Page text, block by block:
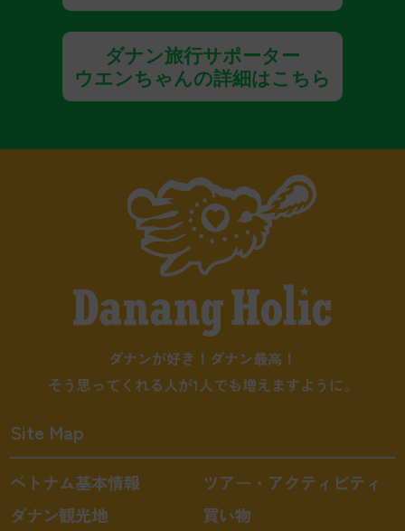
ダナン旅行サポーター
ウエンちゃんの詳細はこちら
ダナンが好き！ダナン最高！
そう思ってくれる人が1人でも増えますように。
Site Map
ベトナム基本情報
ダナン観光地
ツアー・アクティビティ
買い物